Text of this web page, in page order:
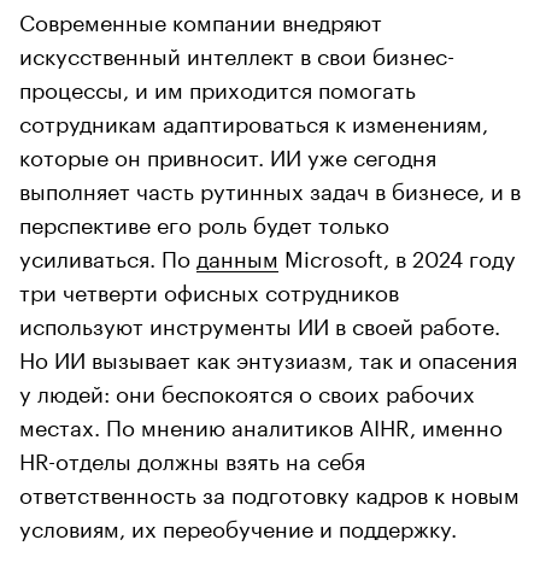
Современные компании внедряют
искусственный интеллект в свои бизнес-
процессы, и им приходится помогать
сотрудникам адаптироваться к изменениям,
которые он привносит. ИИ уже сегодня
выполняет часть рутинных задач в бизнесе, и в
перспективе его роль будет только
усиливаться. По данным Microsoft, в 2024 году
три четверти офисных сотрудников
используют инструменты ИИ в своей работе.
Но ИИ вызывает как энтузиазм, так и опасения
у людей: они беспокоятся о своих рабочих
местах. По мнению аналитиков AIHR, именно
HR-отделы должны взять на себя
ответственность за подготовку кадров к новым
условиям, их переобучение и поддержку.